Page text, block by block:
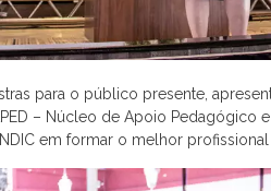
para o público presente,
– Núcleo de Apoio
em formar o melhor